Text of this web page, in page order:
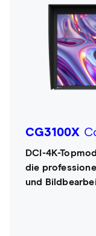
CG3100X
DCI-4K-
die
und